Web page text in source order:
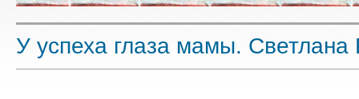
У успеха глаза мамы. Светлана